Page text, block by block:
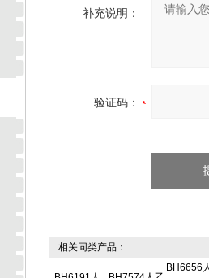
补充说明：
验证码：
相关同类产品：
BH6656